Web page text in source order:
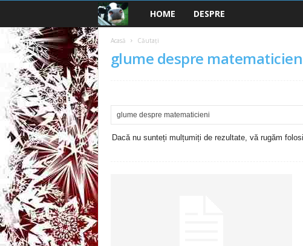
a
n
u
HOME DESPRE
Acasă Căutați
glume despre
Dacă nu sunteți mulțumiți de rezultate, vă rugăm